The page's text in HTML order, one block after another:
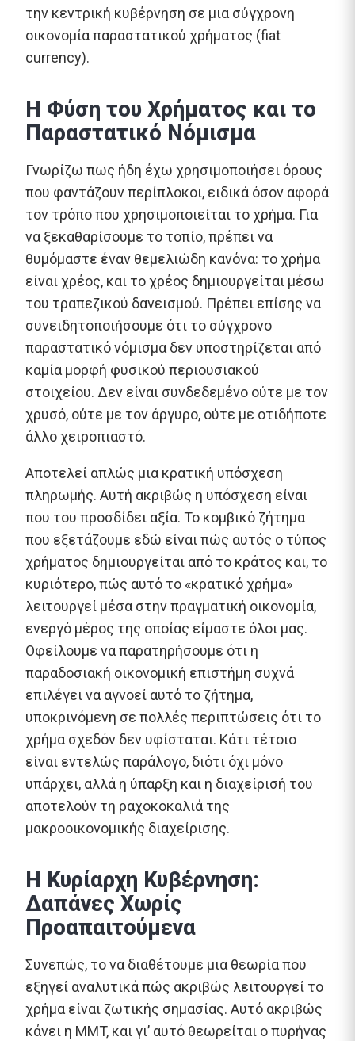
την κεντρική κυβέρνηση σε μια σύγχρονη
οικονομία παραστατικού χρήματος (fiat
currency).
Η Φύση του Χρήματος και το
Παραστατικό Νόμισμα
Γνωρίζω πως ήδη έχω χρησιμοποιήσει όρους
που φαντάζουν περίπλοκοι, ειδικά όσον αφορά
τον τρόπο που χρησιμοποιείται το χρήμα. Για
να ξεκαθαρίσουμε το τοπίο, πρέπει να
θυμόμαστε έναν θεμελιώδη κανόνα: το χρήμα
είναι χρέος, και το χρέος δημιουργείται μέσω
του τραπεζικού δανεισμού. Πρέπει επίσης να
συνειδητοποιήσουμε ότι το σύγχρονο
παραστατικό νόμισμα δεν υποστηρίζεται από
καμία μορφή φυσικού περιουσιακού
στοιχείου. Δεν είναι συνδεδεμένο ούτε με τον
χρυσό, ούτε με τον άργυρο, ούτε με οτιδήποτε
άλλο χειροπιαστό.
Αποτελεί απλώς μια κρατική υπόσχεση
πληρωμής. Αυτή ακριβώς η υπόσχεση είναι
που του προσδίδει αξία. Το κομβικό ζήτημα
που εξετάζουμε εδώ είναι πώς αυτός ο τύπος
χρήματος δημιουργείται από το κράτος και, το
κυριότερο, πώς αυτό το «κρατικό χρήμα»
λειτουργεί μέσα στην πραγματική οικονομία,
ενεργό μέρος της οποίας είμαστε όλοι μας.
Οφείλουμε να παρατηρήσουμε ότι η
παραδοσιακή οικονομική επιστήμη συχνά
επιλέγει να αγνοεί αυτό το ζήτημα,
υποκρινόμενη σε πολλές περιπτώσεις ότι το
χρήμα σχεδόν δεν υφίσταται. Κάτι τέτοιο
είναι εντελώς παράλογο, διότι όχι μόνο
υπάρχει, αλλά η ύπαρξη και η διαχείρισή του
αποτελούν τη ραχοκοκαλιά της
μακροοικονομικής διαχείρισης.
Η Κυρίαρχη Κυβέρνηση:
Δαπάνες Χωρίς
Προαπαιτούμενα
Συνεπώς, το να διαθέτουμε μια θεωρία που
εξηγεί αναλυτικά πώς ακριβώς λειτουργεί το
χρήμα είναι ζωτικής σημασίας. Αυτό ακριβώς
κάνει η MMT, και γι’ αυτό θεωρείται ο πυρήνας